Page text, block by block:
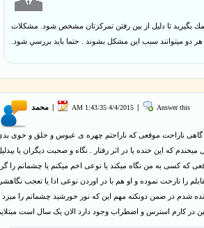
بگيريد تا دليل از بين رفتن تمركزتان مشخص شود. مشكلات
ميتوانند سبب اين مشكل بشوند . حتما بايد بررسي شود.
محمد 4/4/2015 1:43:35 AM Answer this
ناراحت موقعی که ناراحتم چهره ی عبوس و خلق و خوی
که این خنده یا در اثر رفتار . نگاه و صحبت دیگران یا
کسی به من نگاه میکند یا نوعی اخم میکنم یا چشمانم را
را نارحت نموده و او هم با در اوردن نوعی ادا یا تعجب نگاهشرا
شدم در ضمن دونکته مهم این که نور خورشید چشمانم را میزد
در کارم استرس و اضطراب وجود دارد الان یک سال است